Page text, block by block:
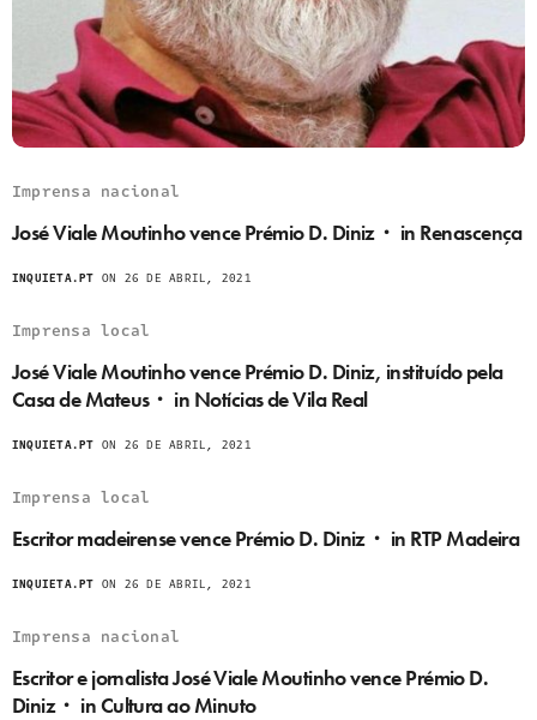
Imprensa nacional
José Viale Moutinho vence Prémio D. Diniz・ in Renascença
INQUIETA.PT ON 26 DE ABRIL, 2021
Imprensa local
José Viale Moutinho vence Prémio D. Diniz, instituído pela
Casa de Mateus・ in Notícias de Vila Real
INQUIETA.PT ON 26 DE ABRIL, 2021
Imprensa local
Escritor madeirense vence Prémio D. Diniz・ in RTP Madeira
INQUIETA.PT ON 26 DE ABRIL, 2021
Imprensa nacional
Escritor e jornalista José Viale Moutinho vence Prémio D.
Diniz・ in Cultura ao Minuto